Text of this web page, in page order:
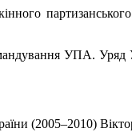
УПА. Уряд
(2005–2010)